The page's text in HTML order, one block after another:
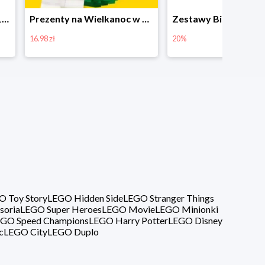
Prezenty na Wielkanoc w Planecie Klocków od 16,99 zł Zestawy Bitbox LEGO Vidiyo w Planecie Klocków -20%
Toy StoryLEGO Hidden SideLEGO Stranger Things
LEGO Super HeroesLEGO MovieLEGO Minionki
Speed ChampionsLEGO Harry PotterLEGO Disney
LEGO CityLEGO Duplo